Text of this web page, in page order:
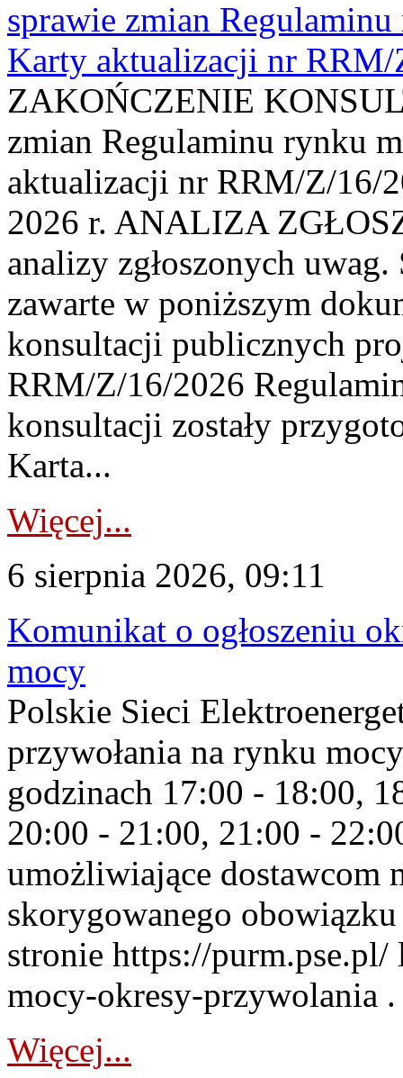
sprawie zmian
Karty aktualizacji nr
ZAKOŃCZENIE
zmian Regulaminu rynku
aktualizacji nr RRM/Z/16/
2026 r. ANALIZA
analizy zgłoszonych
zawarte w poniższym
konsultacji publicznych
RRM/Z/16/2026
konsultacji zostały
Karta...
Więcej...
6 sierpnia 2026, 09:11
Komunikat o ogłoszeniu
mocy
Polskie Sieci
przywołania na rynku
godzinach 17:00 - 18:00,
20:00 - 21:00, 21:00 -
umożliwiające dostawcom
skorygowanego
stronie https://
mocy-okresy-przywolania
Więcej...